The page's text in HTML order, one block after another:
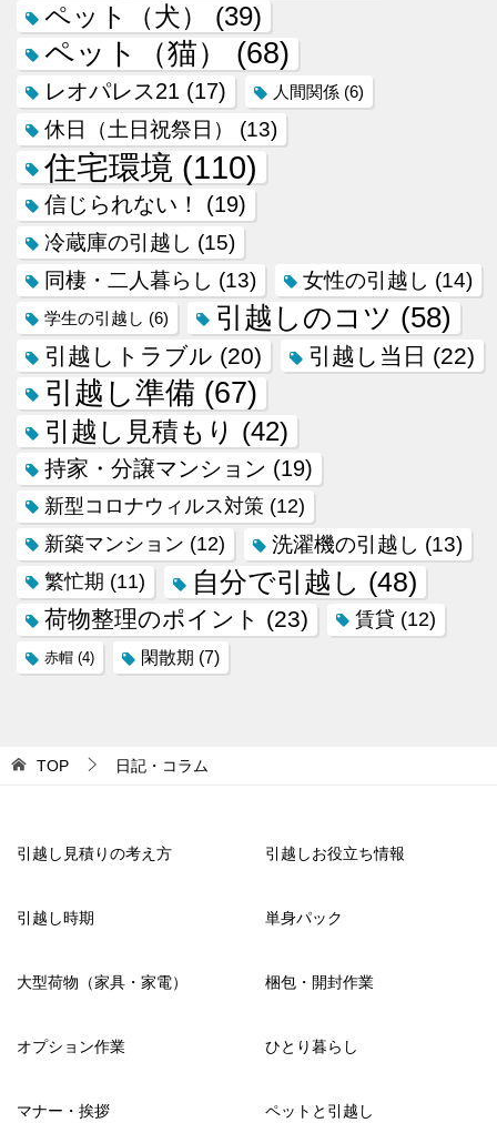
ペット（犬） (39)
ペット（猫） (68)
レオパレス21 (17) 人間関係 (6)
休日（土日祝祭日） (13)
住宅環境 (110)
信じられない！ (19)
冷蔵庫の引越し (15)
同棲・二人暮らし (13) 女性の引越し (14)
学生の引越し (6) 引越しのコツ (58)
引越しトラブル (20) 引越し当日 (22)
引越し準備 (67)
引越し見積もり (42)
持家・分譲マンション (19)
新型コロナウィルス対策 (12)
新築マンション (12) 洗濯機の引越し (13)
繁忙期 (11) 自分で引越し (48)
荷物整理のポイント (23) 賃貸 (12)
赤帽 (4) 閑散期 (7)
TOP 日記・コラム
引越し見積りの考え方 引越しお役立ち情報
引越し時期 単身パック
大型荷物（家具・家電） 梱包・開封作業
オプション作業 ひとり暮らし
マナー・挨拶 ペットと引越し